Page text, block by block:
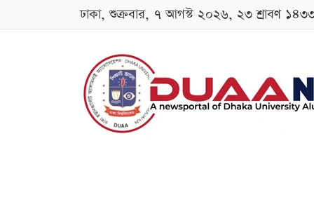
ঢাকা, শুক্রবার, ৭ আগস্ট ২০২৬, ২৩ শ্রাবণ